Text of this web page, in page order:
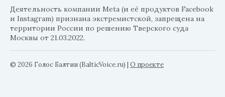
Деятельность компании Meta (и её продуктов Facebook
и Instagram) признана экстремистской, запрещена на
территории России по решению Тверского суда
Москвы от 21.03.2022.
© 2026 Голос Балтии (BalticVoice.ru) | О проекте